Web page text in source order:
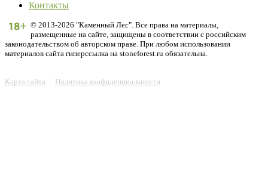
Контакты
© 2013-2026 "Каменный Лес". Все права на материалы,
размещенные на сайте, защищены в соответствии с российским
законодательством об авторском праве. При любом использовании
материалов сайта гиперссылка на stoneforest.ru обязательна.
Карта сайта Политика конфиденциальности